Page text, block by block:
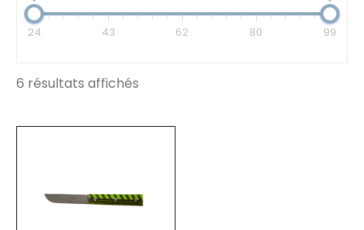
24 43 62 80 99
6 résultats affichés